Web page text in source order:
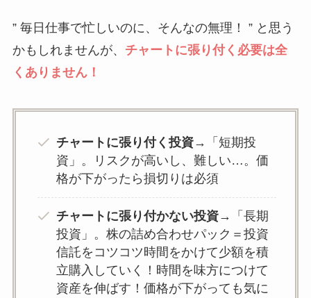
” 毎日仕事で忙しいのに、そんなの無理！ ” と思う
かもしれませんが、 チャートに張り付く必要は全
くありません！
チャートに張り付く投資→「短期投
資」。リスクが高いし、難しい…。価
格が下がったら損切りは必須
チャートに張り付かない投資→「長期
投資」。株の詰め合わせパック＝投資
信託をコツコツ時間をかけて少額を積
立購入していく！時間を味方につけて
資産を伸ばす！価格が下がっても気に